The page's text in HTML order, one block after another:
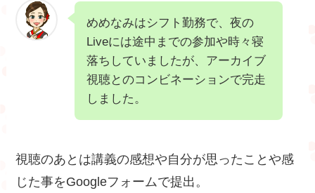
めめなみはシフト勤務で、夜の
Liveには途中までの参加や時々寝
落ちしていましたが、アーカイブ
視聴とのコンビネーションで完走
しました。
視聴のあとは講義の感想や自分が思ったことや感
じた事をGoogleフォームで提出。